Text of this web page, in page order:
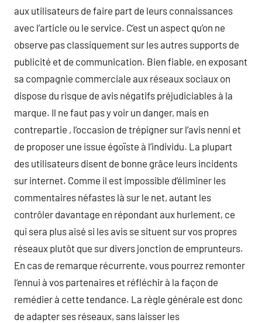
aux utilisateurs de faire part de leurs connaissances
avec l’article ou le service. C’est un aspect qu’on ne
observe pas classiquement sur les autres supports de
publicité et de communication. Bien fiable, en exposant
sa compagnie commerciale aux réseaux sociaux on
dispose du risque de avis négatifs préjudiciables à la
marque. Il ne faut pas y voir un danger, mais en
contrepartie , l’occasion de trépigner sur l’avis nenni et
de proposer une issue égoïste à l’individu. La plupart
des utilisateurs disent de bonne grâce leurs incidents
sur internet. Comme il est impossible d’éliminer les
commentaires néfastes là sur le net, autant les
contrôler davantage en répondant aux hurlement, ce
qui sera plus aisé si les avis se situent sur vos propres
réseaux plutôt que sur divers jonction de emprunteurs.
En cas de remarque récurrente, vous pourrez remonter
l’ennui à vos partenaires et réfléchir à la façon de
remédier à cette tendance. La règle générale est donc
de adapter ses réseaux, sans laisser les